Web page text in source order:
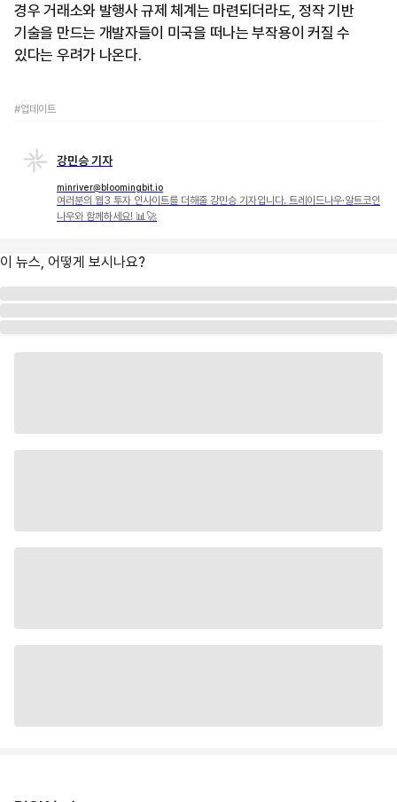
경우 거래소와 발행사 규제 체계는 마련되더라도, 정작 기반
기술을 만드는 개발자들이 미국을 떠나는 부작용이 커질 수
있다는 우려가 나온다.
#업데이트
강민승 기자
minriver@bloomingbit.io
여러분의 웹3 투자 인사이트를 더해줄 강민승 기자입니다. 트레이드나우·알트코인
나우와 함께하세요! 📊🚀
이 뉴스, 어떻게 보시나요?